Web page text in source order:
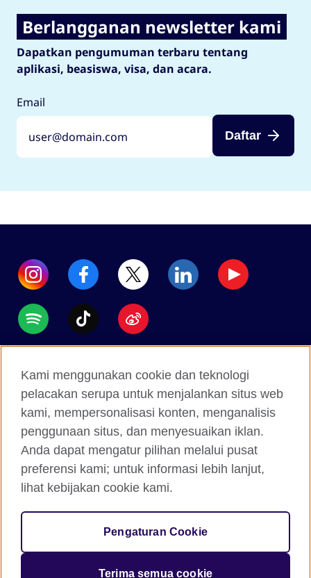
Berlangganan newsletter kami
Dapatkan pengumuman terbaru tentang
aplikasi, beasiswa, visa, dan acara.
Email
Daftar
Data protection
Terms of use
Cookies
Sitemap
The United Kingdom's international organisation for
cultural relations and educational opportunities.
Kami menggunakan cookie dan teknologi
pelacakan serupa untuk menjalankan situs web
kami, mempersonalisasi konten, menganalisis
penggunaan situs, dan menyesuaikan iklan.
Anda dapat mengatur pilihan melalui pusat
preferensi kami; untuk informasi lebih lanjut,
lihat kebijakan cookie kami.
Pengaturan Cookie
Terima semua cookie